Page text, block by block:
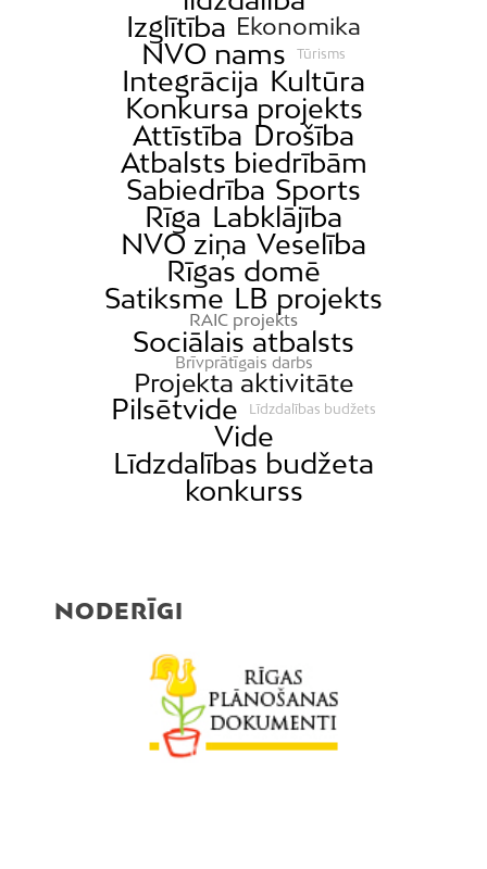
Izglītība Ekonomika
NVO nams Tūrisms
Integrācija Kultūra
Konkursa projekts
Attīstība Drošība
Atbalsts biedrībām
Sabiedrība Sports
Rīga Labklājība
NVO ziņa Veselība
Rīgas domē
Satiksme LB projekts
RAIC projekts
Sociālais atbalsts
Brīvprātīgais darbs
Projekta aktivitāte
Pilsētvide Līdzdalības budžets
Vide
Līdzdalības budžeta
konkurss
NODERĪGI